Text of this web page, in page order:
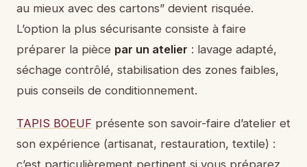
au mieux avec des cartons” devient risquée.
L’option la plus sécurisante consiste à faire
préparer la pièce par un atelier : lavage adapté,
séchage contrôlé, stabilisation des zones faibles,
puis conseils de conditionnement.
TAPIS BOEUF présente son savoir-faire d’atelier et
son expérience (artisanat, restauration, textile) :